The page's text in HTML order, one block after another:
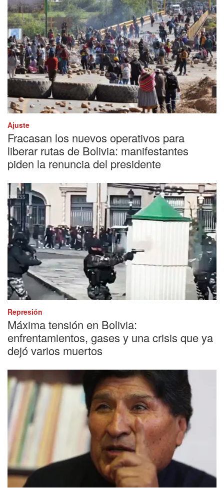
Ajuste
Fracasan los nuevos operativos para
liberar rutas de Bolivia: manifestantes
piden la renuncia del presidente
Represión
Máxima tensión en Bolivia:
enfrentamientos, gases y una crisis que ya
dejó varios muertos